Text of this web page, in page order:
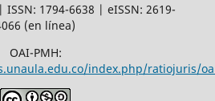
| ISSN: 1794-6638 | eISSN: 2619-
(en línea)
OAI-PMH:
index.php/ratiojuris/